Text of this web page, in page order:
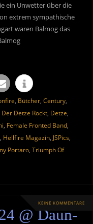
ein Unwetter über die
extrem sympathische
waren Balmog das
, Bütcher, Century,
Der Detze Rockt, Detze,
, Female Fronted Band,
, Hellfire Magazin, JSPics,
Portaro, Triumph Of
KEINE KOMMENTARE
@ Daun-